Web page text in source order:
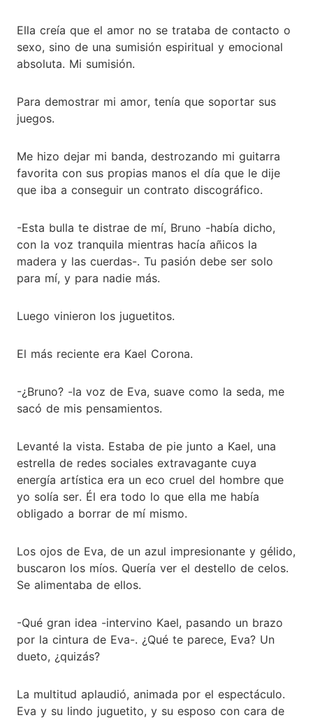
Ella creía que el amor no se trataba de contacto o
sexo, sino de una sumisión espiritual y emocional
absoluta. Mi sumisión.
Para demostrar mi amor, tenía que soportar sus
juegos.
Me hizo dejar mi banda, destrozando mi guitarra
favorita con sus propias manos el día que le dije
que iba a conseguir un contrato discográfico.
-Esta bulla te distrae de mí, Bruno -había dicho,
con la voz tranquila mientras hacía añicos la
madera y las cuerdas-. Tu pasión debe ser solo
para mí, y para nadie más.
Luego vinieron los juguetitos.
El más reciente era Kael Corona.
-¿Bruno? -la voz de Eva, suave como la seda, me
sacó de mis pensamientos.
Levanté la vista. Estaba de pie junto a Kael, una
estrella de redes sociales extravagante cuya
energía artística era un eco cruel del hombre que
yo solía ser. Él era todo lo que ella me había
obligado a borrar de mí mismo.
Los ojos de Eva, de un azul impresionante y gélido,
buscaron los míos. Quería ver el destello de celos.
Se alimentaba de ellos.
-Qué gran idea -intervino Kael, pasando un brazo
por la cintura de Eva-. ¿Qué te parece, Eva? Un
dueto, ¿quizás?
La multitud aplaudió, animada por el espectáculo.
Eva y su lindo juguetito, y su esposo con cara de